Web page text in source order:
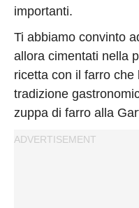
importanti.
Ti abbiamo convinto
allora cimentati nella
ricetta con il farro
tradizione
zuppa di farro alla